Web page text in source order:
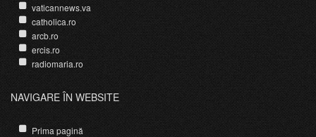
vaticannews.va
catholica.ro
arcb.ro
ercis.ro
radiomaria.ro
NAVIGARE ÎN WEBSITE
Prima pagină